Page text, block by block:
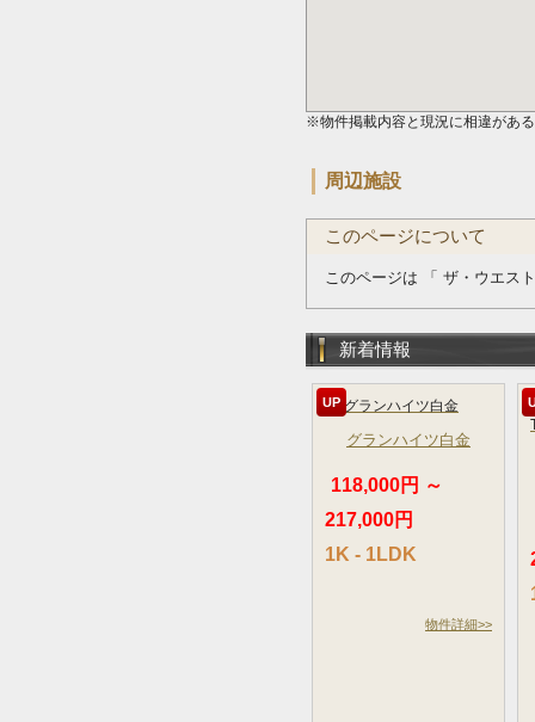
※物件掲載内容と現況に相違があ
周辺施設
このページについて
このページは 「 ザ・ウエス
新着情報
UP
グランハイツ白金
118,000円 ～
217,000円
1K - 1LDK
物件詳細>>